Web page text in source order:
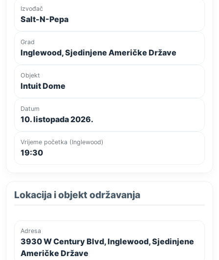
Izvođač
Salt-N-Pepa
Grad
Inglewood, Sjedinjene Američke Države
Objekt
Intuit Dome
Datum
10. listopada 2026.
Vrijeme početka (Inglewood)
19:30
Lokacija i objekt održavanja
Adresa
3930 W Century Blvd, Inglewood, Sjedinjene
Američke Države